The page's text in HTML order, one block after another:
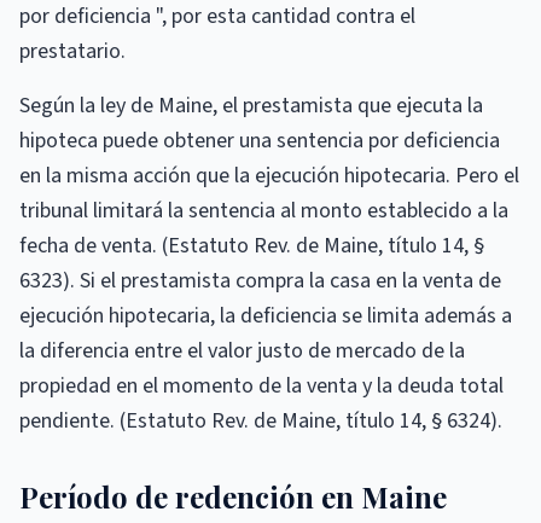
por deficiencia ", por esta cantidad contra el
prestatario.
Según la ley de Maine, el prestamista que ejecuta la
hipoteca puede obtener una sentencia por deficiencia
en la misma acción que la ejecución hipotecaria. Pero el
tribunal limitará la sentencia al monto establecido a la
fecha de venta. (Estatuto Rev. de Maine, título 14, §
6323). Si el prestamista compra la casa en la venta de
ejecución hipotecaria, la deficiencia se limita además a
la diferencia entre el valor justo de mercado de la
propiedad en el momento de la venta y la deuda total
pendiente. (Estatuto Rev. de Maine, título 14, § 6324).
Período de redención en Maine